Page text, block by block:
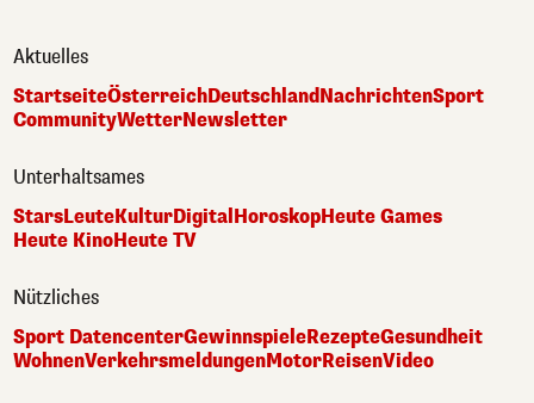
Aktuelles
StartseiteÖsterreichDeutschlandNachrichtenSport
CommunityWetterNewsletter
Unterhaltsames
StarsLeuteKulturDigital HoroskopHeute Games
Heute KinoHeute TV
Nützliches
Sport DatencenterGewinnspieleRezepteGesundheit
WohnenVerkehrsmeldungenMotorReisenVideo